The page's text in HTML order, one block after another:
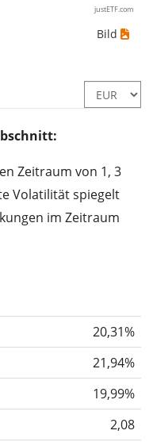
justETF.com
Bild
Zeitraum von 1, 3
Volatilität spiegelt
im Zeitraum
Wir
der Daten der
du sehen kannst, ob
der Zeit stärker
Informationen
20,31%
21,94%
19,99%
2,08